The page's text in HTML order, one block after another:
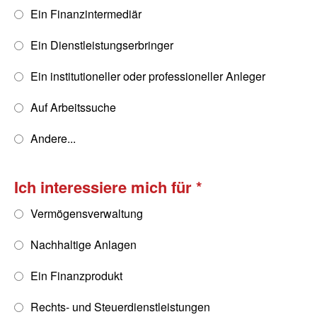
Ein Finanzintermediär
Ein Dienstleistungserbringer
Ein institutioneller oder professioneller Anleger
Auf Arbeitssuche
Andere...
Ich interessiere mich für
Vermögensverwaltung
Nachhaltige Anlagen
Ein Finanzprodukt
Rechts- und Steuerdienstleistungen